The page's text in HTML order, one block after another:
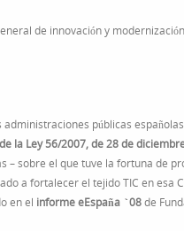
de innovación y
públicas
la Ley 56/2007, de 28 de
– sobre el que tuve la fortuna de
a fortalecer el tejido TIC en esa
en el informe eEspaña `08de